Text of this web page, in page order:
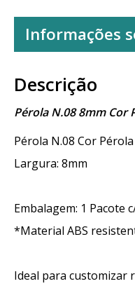
Informações
Descrição
Pérola N.08 8mm Cor
Pérola N.08 Cor Pérola
Largura: 8mm
Embalagem: 1 Pacote
*Material ABS
Ideal para customizar